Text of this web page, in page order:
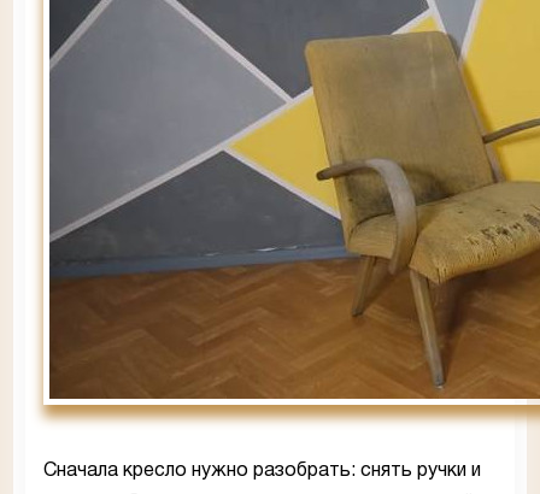
Сначала кресло нужно разобрать: снять ручки и